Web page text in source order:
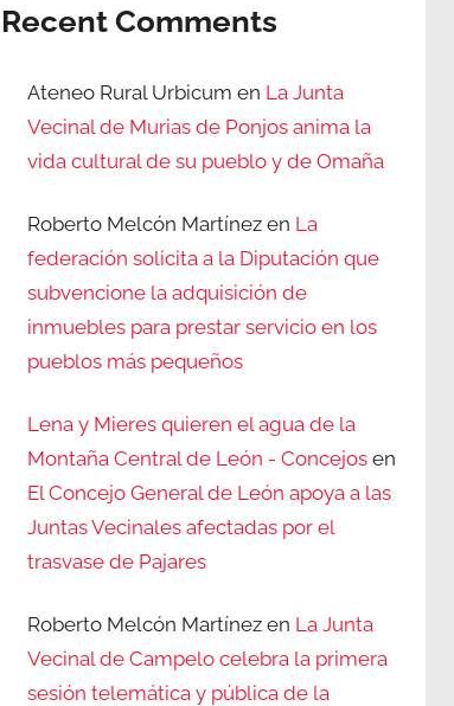
Recent Comments
Ateneo Rural Urbicum en La Junta
Vecinal de Murias de Ponjos anima la
vida cultural de su pueblo y de Omaña
Roberto Melcón Martínezen La
federación solicita a la Diputación que
subvencione la adquisición de
inmuebles para prestar servicio en los
pueblos más pequeños
Lena y Mieres quieren el agua de la
Montaña Central de León - Concejosen
El Concejo General de León apoya a las
Juntas Vecinales afectadas por el
trasvase de Pajares
Roberto Melcón Martínezen La Junta
Vecinal de Campelo celebra la primera
sesión telemática y pública de la